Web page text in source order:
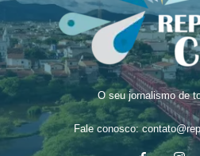
O seu jornalismo de
Fale conosco: